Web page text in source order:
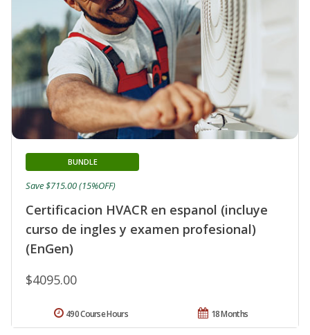
Certificacion HVACR en espanol (incluye
curso de ingles y examen profesional)
(EnGen)
BUNDLE
$4095.00
Save $715.00 (15%OFF)
18 Months
490 Course Hours